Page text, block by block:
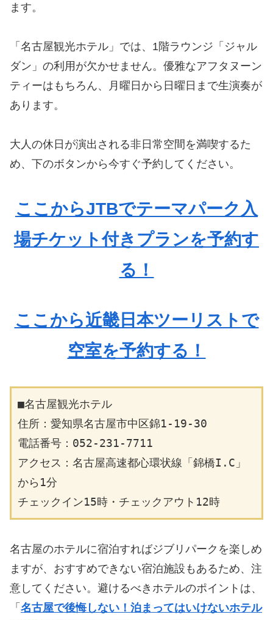
ます。
「名古屋観光ホテル」では、1階ラウンジ「ジャル
ダン」の利用が欠かせません。優雅なアフタヌーン
ティーはもちろん、月曜日から日曜日まで生演奏が
あります。
大人の休日が演出される非日常空間を満喫するた
め、下のボタンから今すぐ予約してください。
ここからJTBでテーマパーク入
場チケット付きプランを予約す
る！
ここから近畿日本ツーリストで
空室を予約する！
■名古屋観光ホテル
住所：愛知県名古屋市中区錦1-19-30
電話番号：052-231-7711
アクセス：名古屋高速都心環状線「錦橋I.C」
から1分
チェックイン15時・チェックアウト12時
名古屋のホテルに宿泊すればジブリパークを楽しめ
ますが、おすすめできない宿泊施設もあるため、注
意してください。避けるべきホテルのポイントは、
「 名古屋で後悔しない！泊まってはいけないホテル